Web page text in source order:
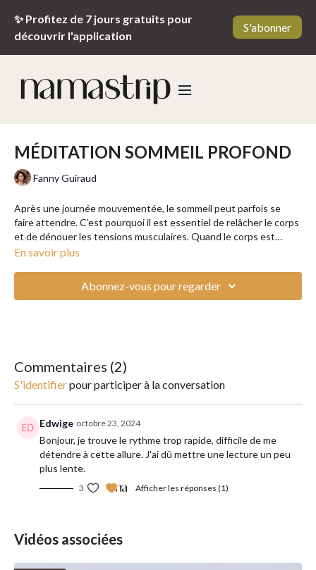
✨ Profitez de 7 jours gratuits pour
découvrir l'application
S'abonner
MÉDITATION SOMMEIL PROFOND
Fanny Guiraud
Après une journée mouvementée, le sommeil peut parfois se
faire attendre. C’est pourquoi il est essentiel de relâcher le corps
et de dénouer les tensions musculaires. Quand le corps est
apaisé et léger, l’esprit peut alors transcender les tracas du
dans un sommeil profond et réparateur. Une douce nuit vous
En savoir plus
Abonnez-vous pour regarder
Commentaires (2)
S'identifierpour participer à la conversation
Edwige octobre 23, 2024
Bonjour, je trouve le rythme trop rapide, difficile de me
détendre à cette allure. J'ai dû mettre une lecture un peu
plus lente.
3 Afficher les réponses (1)
Vidéos associées